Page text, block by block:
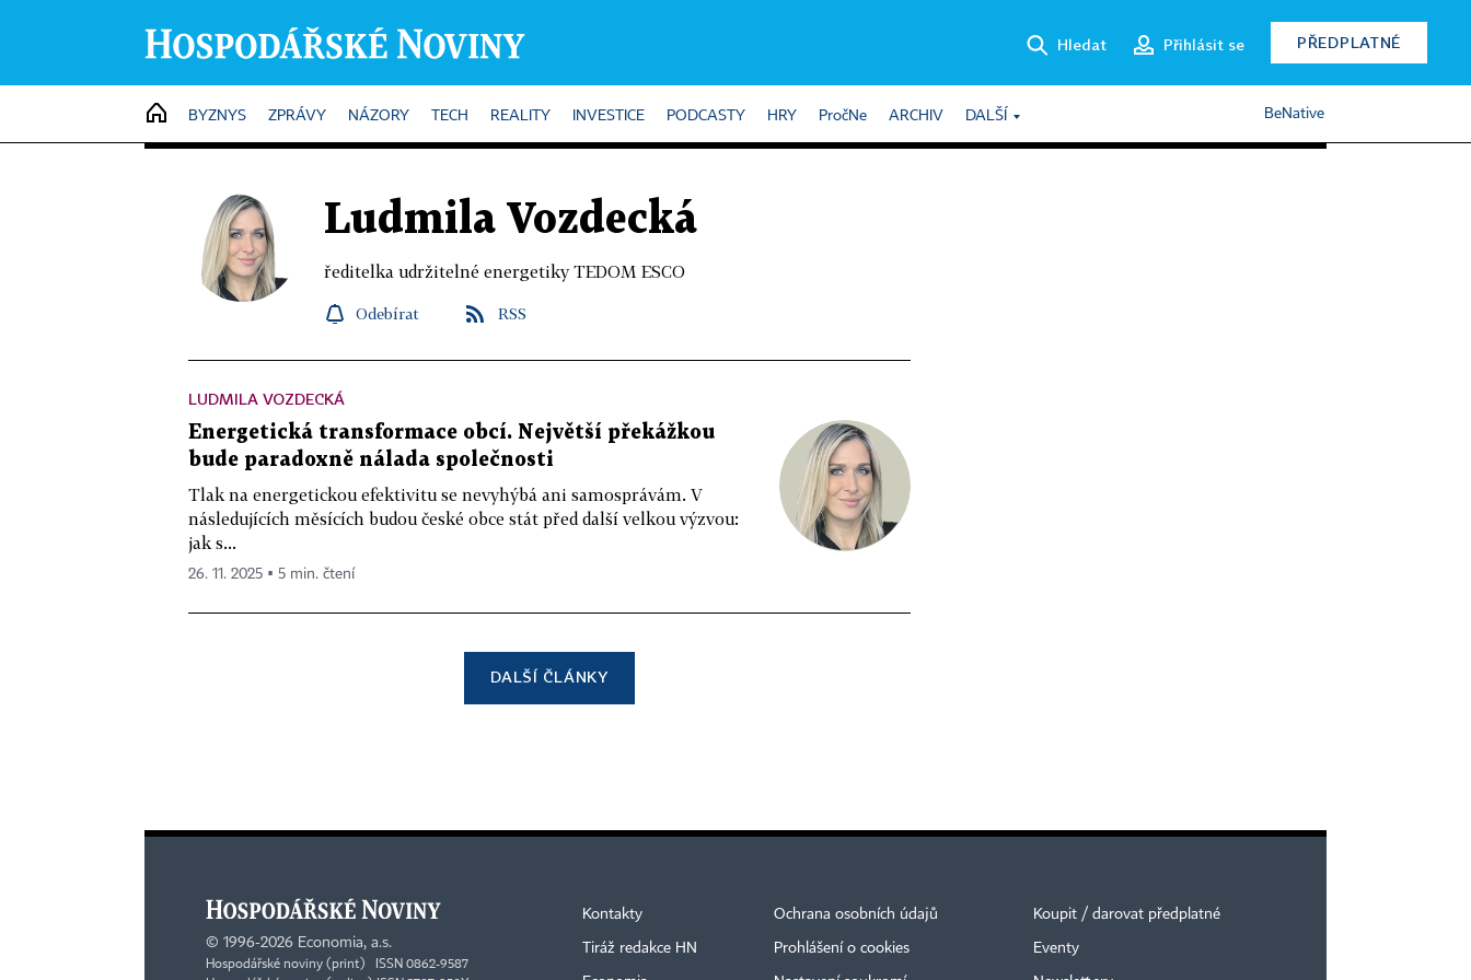
Hledat Přihlásit se PŘEDPLATNÉ
HOME
BYZNYS ZPRÁVY NÁZORY TECH REALITY INVESTICE PODCASTY HRY PročNe ARCHIV DALŠÍ BeNative
Ludmila Vozdecká
ředitelka udržitelné energetiky TEDOM ESCO
Odebírat RSS
LUDMILA VOZDECKÁ
Energetická transformace obcí. Největší překážkou
bude paradoxně nálada společnosti
Tlak na energetickou efektivitu se nevyhýbá ani samosprávám. V
následujících měsících budou české obce stát před další velkou výzvou:
jak s...
26. 11. 2025 ▪ 5 min. čtení
DALŠÍ ČLÁNKY
© 1996-2026 Economia, a.s.
Hospodářské noviny (print) ISSN 0862-9587
Kontakty
Tiráž redakce HN
Ochrana osobních údajů
Prohlášení o cookies
Koupit / darovat předplatné
Eventy